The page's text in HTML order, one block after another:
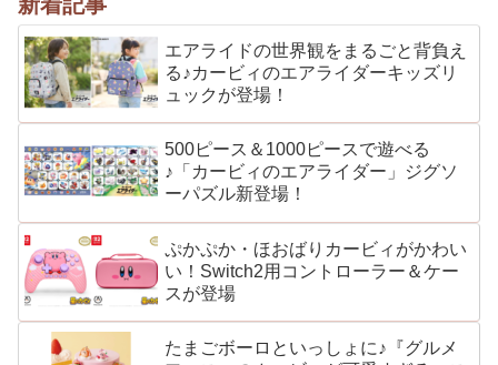
エアライドの世界観をまるごと背負え
る♪カービィのエアライダーキッズリ
ュックが登場！
500ピース＆1000ピースで遊べる
♪「カービィのエアライダー」ジグソ
ーパズル新登場！
ぷかぷか・ほおばりカービィがかわい
い！Switch2用コントローラー＆ケー
スが登場
たまごボーロといっしょに♪『グルメ